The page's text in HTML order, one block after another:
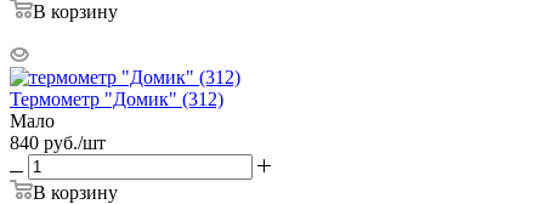
В корзину
Термометр "Домик" (312)
Мало
840 руб./шт
В корзину